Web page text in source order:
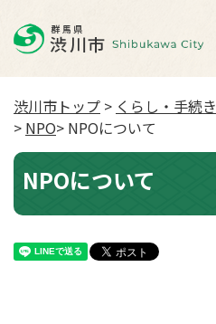
渋川市トップ > くらし・手続き
> NPO> NPOについて
NPOについて